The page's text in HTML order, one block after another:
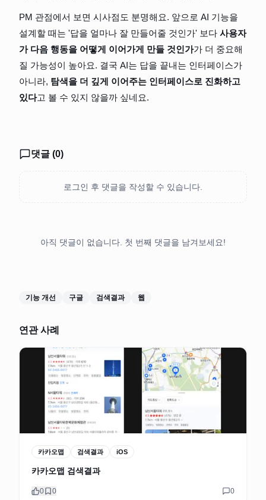
PM 관점에서 보면 시사점도 분명해요. 앞으로 AI 기능을
설계할 때는 '답을 얼마나 잘 만들어줄 것인가' 보다 사용자
가 다음 행동을 어떻게 이어가게 만들 것인가가 더 중요해
질 가능성이 높아요. 결국 AI는 답을 끝내는 인터페이스가
아니라, 탐색을 더 깊게 이어주는 인터페이스로 진화하고
있다고 볼 수 있지 않을까 싶네요.
댓글 (0)
로그인 후 댓글을 작성할 수 있습니다.
아직 댓글이 없습니다. 첫 번째 댓글을 남겨보세요!
기능 개선 구글 검색결과 웹
연관 사례
카카오맵 검색결과 iOS
카카오맵 검색결과
0 0 0